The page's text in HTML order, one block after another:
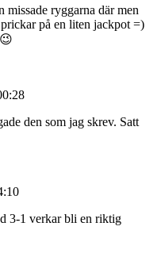
missade ryggarna där men
på en liten jackpot =)
den som jag skrev. Satt
3-1 verkar bli en riktig